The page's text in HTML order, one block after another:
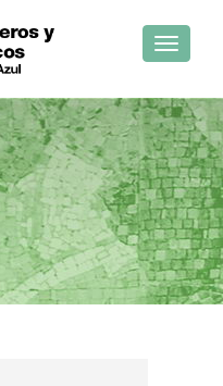
Toggle